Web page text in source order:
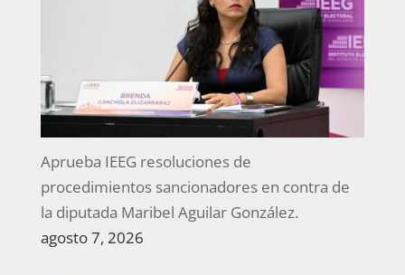
Aprueba IEEG resoluciones de
procedimientos sancionadores en contra de
la diputada Maribel Aguilar González.
agosto 7, 2026